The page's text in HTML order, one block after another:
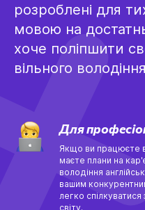
розроблені для
мовою на
хоче поліпшити
вільного володіння
Для
Якщо ви працюєте в
маєте плани на
володіння
вашим
легко
світу.